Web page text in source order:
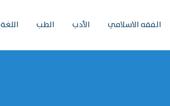
الفقه الاسلامي الأدب الطب اللغة